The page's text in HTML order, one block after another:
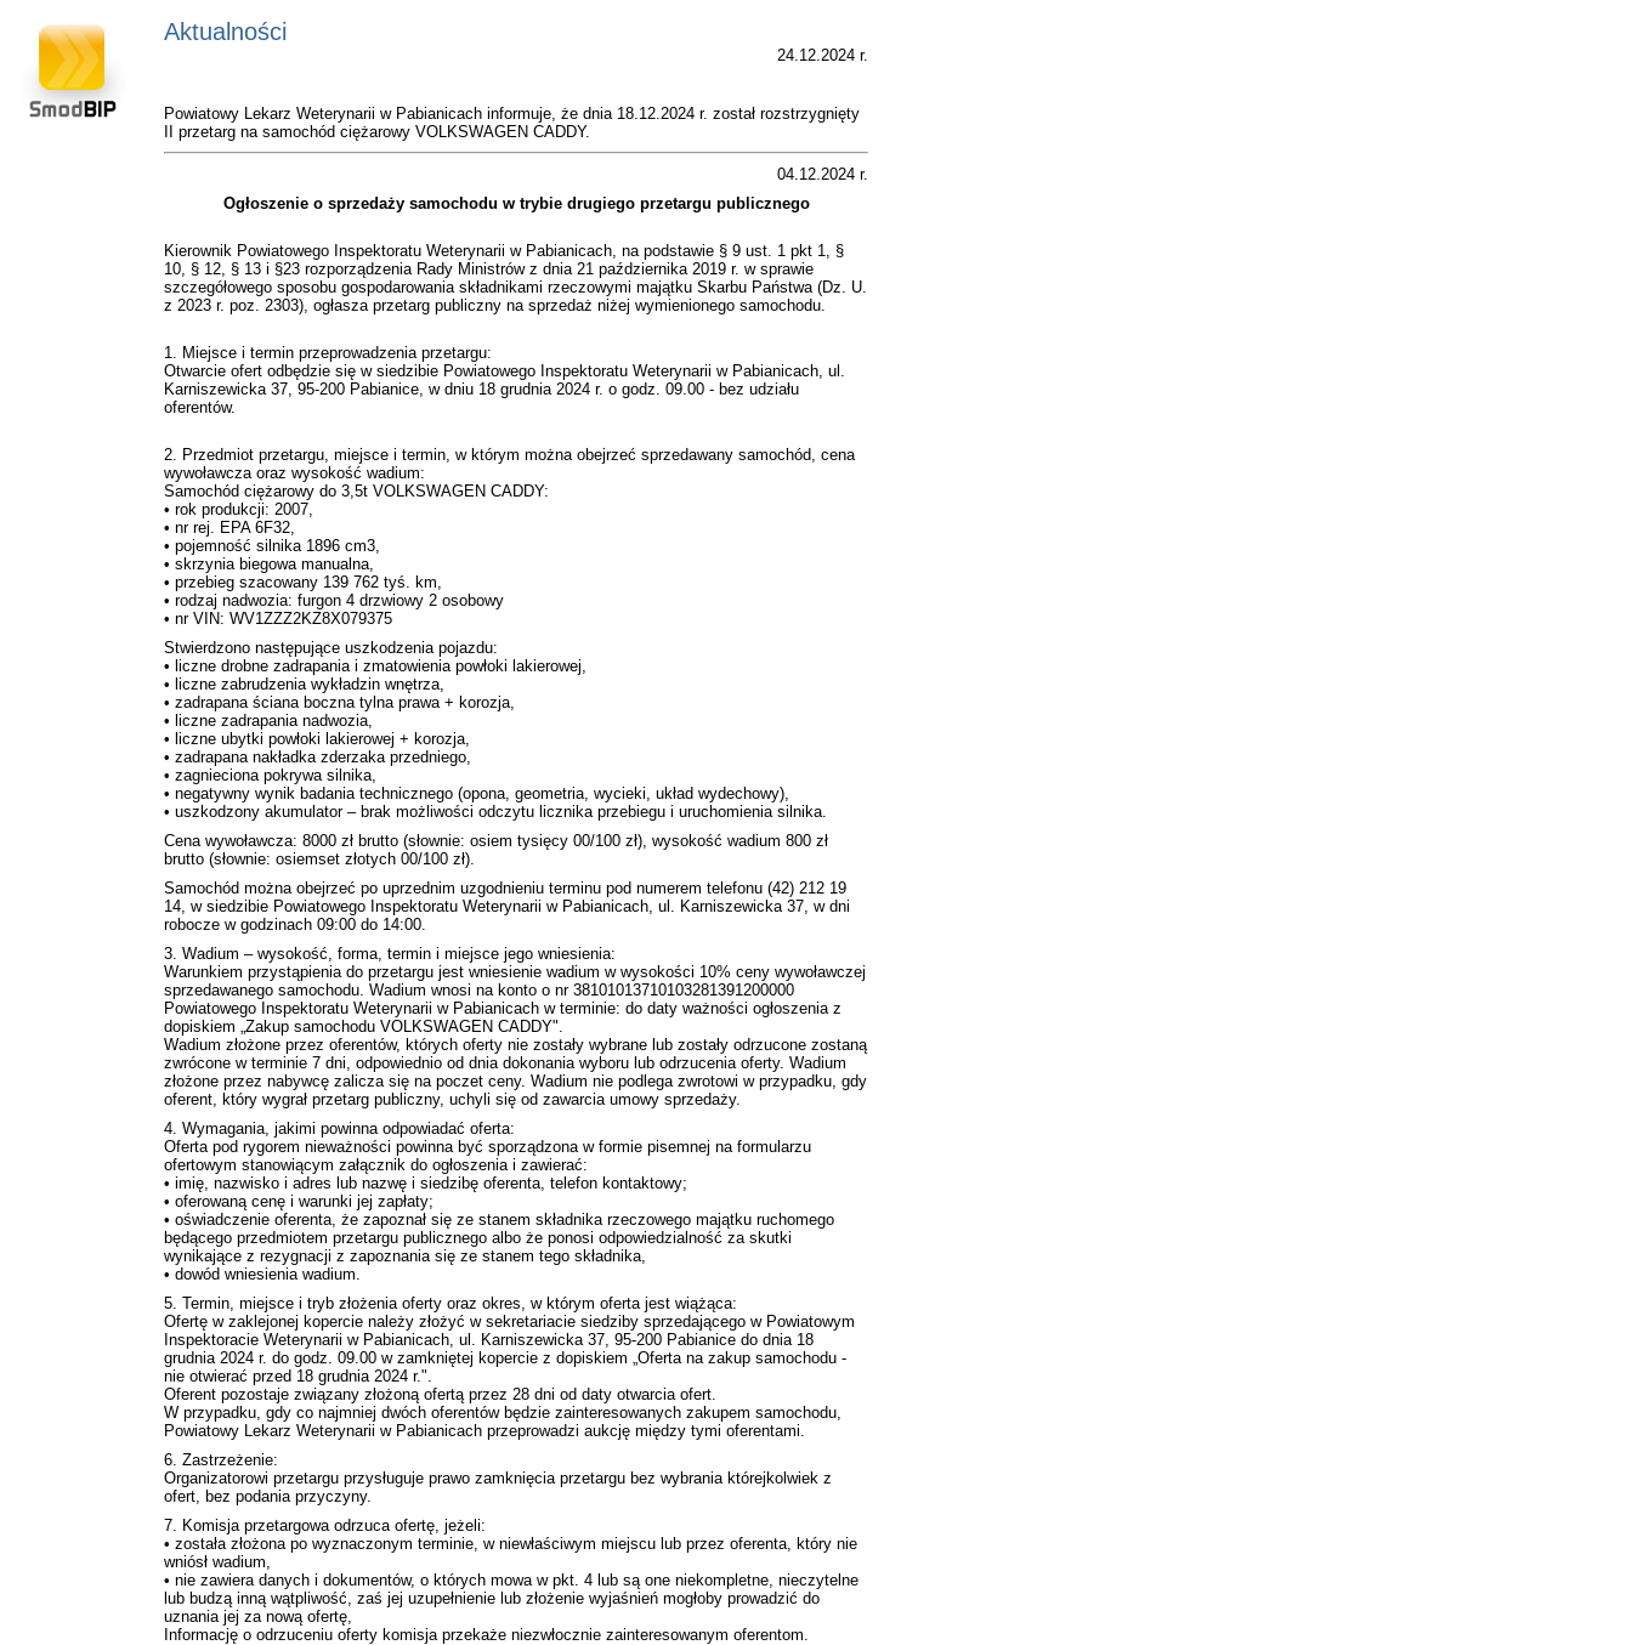
Aktualności
24.12.2024 r.
Powiatowy Lekarz Weterynarii w Pabianicach informuje, że dnia 18.12.2024 r. został rozstrzygnięty
II przetarg na samochód ciężarowy VOLKSWAGEN CADDY.
04.12.2024 r.
Ogłoszenie o sprzedaży samochodu w trybie drugiego przetargu publicznego
Kierownik Powiatowego Inspektoratu Weterynarii w Pabianicach, na podstawie § 9 ust. 1 pkt 1, §
10, § 12, § 13 i §23 rozporządzenia Rady Ministrów z dnia 21 października 2019 r. w sprawie
szczegółowego sposobu gospodarowania składnikami rzeczowymi majątku Skarbu Państwa (Dz. U.
z 2023 r. poz. 2303), ogłasza przetarg publiczny na sprzedaż niżej wymienionego samochodu.
1. Miejsce i termin przeprowadzenia przetargu:
Otwarcie ofert odbędzie się w siedzibie Powiatowego Inspektoratu Weterynarii w Pabianicach, ul.
Karniszewicka 37, 95-200 Pabianice, w dniu 18 grudnia 2024 r. o godz. 09.00 - bez udziału
oferentów.
2. Przedmiot przetargu, miejsce i termin, w którym można obejrzeć sprzedawany samochód, cena
wywoławcza oraz wysokość wadium:
Samochód ciężarowy do 3,5t VOLKSWAGEN CADDY:
• rok produkcji: 2007,
• nr rej. EPA 6F32,
• pojemność silnika 1896 cm3,
• skrzynia biegowa manualna,
• przebieg szacowany 139 762 tyś. km,
• rodzaj nadwozia: furgon 4 drzwiowy 2 osobowy
• nr VIN: WV1ZZZ2KZ8X079375
Stwierdzono następujące uszkodzenia pojazdu:
• liczne drobne zadrapania i zmatowienia powłoki lakierowej,
• liczne zabrudzenia wykładzin wnętrza,
• zadrapana ściana boczna tylna prawa + korozja,
• liczne zadrapania nadwozia,
• liczne ubytki powłoki lakierowej + korozja,
• zadrapana nakładka zderzaka przedniego,
• zagnieciona pokrywa silnika,
• negatywny wynik badania technicznego (opona, geometria, wycieki, układ wydechowy),
• uszkodzony akumulator – brak możliwości odczytu licznika przebiegu i uruchomienia silnika.
Cena wywoławcza: 8000 zł brutto (słownie: osiem tysięcy 00/100 zł), wysokość wadium 800 zł
brutto (słownie: osiemset złotych 00/100 zł).
Samochód można obejrzeć po uprzednim uzgodnieniu terminu pod numerem telefonu (42) 212 19
14, w siedzibie Powiatowego Inspektoratu Weterynarii w Pabianicach, ul. Karniszewicka 37, w dni
robocze w godzinach 09:00 do 14:00.
3. Wadium – wysokość, forma, termin i miejsce jego wniesienia:
Warunkiem przystąpienia do przetargu jest wniesienie wadium w wysokości 10% ceny wywoławczej
sprzedawanego samochodu. Wadium wnosi na konto o nr 38101013710103281391200000
Powiatowego Inspektoratu Weterynarii w Pabianicach w terminie: do daty ważności ogłoszenia z
dopiskiem „Zakup samochodu VOLKSWAGEN CADDY".
Wadium złożone przez oferentów, których oferty nie zostały wybrane lub zostały odrzucone zostaną
zwrócone w terminie 7 dni, odpowiednio od dnia dokonania wyboru lub odrzucenia oferty. Wadium
złożone przez nabywcę zalicza się na poczet ceny. Wadium nie podlega zwrotowi w przypadku, gdy
oferent, który wygrał przetarg publiczny, uchyli się od zawarcia umowy sprzedaży.
4. Wymagania, jakimi powinna odpowiadać oferta:
Oferta pod rygorem nieważności powinna być sporządzona w formie pisemnej na formularzu
ofertowym stanowiącym załącznik do ogłoszenia i zawierać:
• imię, nazwisko i adres lub nazwę i siedzibę oferenta, telefon kontaktowy;
• oferowaną cenę i warunki jej zapłaty;
• oświadczenie oferenta, że zapoznał się ze stanem składnika rzeczowego majątku ruchomego
będącego przedmiotem przetargu publicznego albo że ponosi odpowiedzialność za skutki
wynikające z rezygnacji z zapoznania się ze stanem tego składnika,
• dowód wniesienia wadium.
5. Termin, miejsce i tryb złożenia oferty oraz okres, w którym oferta jest wiążąca:
Ofertę w zaklejonej kopercie należy złożyć w sekretariacie siedziby sprzedającego w Powiatowym
Inspektoracie Weterynarii w Pabianicach, ul. Karniszewicka 37, 95-200 Pabianice do dnia 18
grudnia 2024 r. do godz. 09.00 w zamkniętej kopercie z dopiskiem „Oferta na zakup samochodu -
nie otwierać przed 18 grudnia 2024 r.".
Oferent pozostaje związany złożoną ofertą przez 28 dni od daty otwarcia ofert.
W przypadku, gdy co najmniej dwóch oferentów będzie zainteresowanych zakupem samochodu,
Powiatowy Lekarz Weterynarii w Pabianicach przeprowadzi aukcję między tymi oferentami.
6. Zastrzeżenie:
Organizatorowi przetargu przysługuje prawo zamknięcia przetargu bez wybrania którejkolwiek z
ofert, bez podania przyczyny.
7. Komisja przetargowa odrzuca ofertę, jeżeli:
• została złożona po wyznaczonym terminie, w niewłaściwym miejscu lub przez oferenta, który nie
wniósł wadium,
• nie zawiera danych i dokumentów, o których mowa w pkt. 4 lub są one niekompletne, nieczytelne
lub budzą inną wątpliwość, zaś jej uzupełnienie lub złożenie wyjaśnień mogłoby prowadzić do
uznania jej za nową ofertę,
Informację o odrzuceniu oferty komisja przekaże niezwłocznie zainteresowanym oferentom.